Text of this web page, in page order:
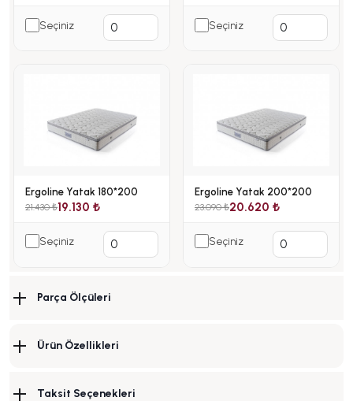
Seçiniz Seçiniz
Ergoline Yatak 180*200
21.430 ₺19.130 ₺
Seçiniz
Ergoline Yatak 200*200
23.090 ₺20.620 ₺
Seçiniz
Parça Ölçüleri
Ürün Özellikleri
Taksit Seçenekleri